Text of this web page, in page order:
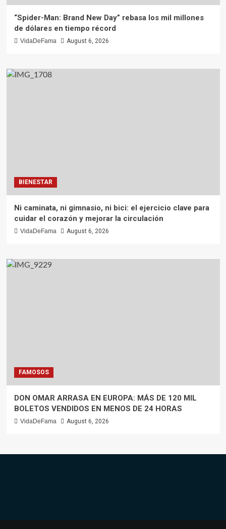
“Spider-Man: Brand New Day” rebasa los mil millones
de dólares en tiempo récord
VidaDeFama August 6, 2026
BIENESTAR
Ni caminata, ni gimnasio, ni bici: el ejercicio clave para
cuidar el corazón y mejorar la circulación
VidaDeFama August 6, 2026
FAMOSOS
DON OMAR ARRASA EN EUROPA: MÁS DE 120 MIL
BOLETOS VENDIDOS EN MENOS DE 24 HORAS
VidaDeFama August 6, 2026